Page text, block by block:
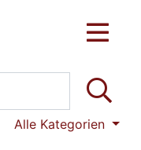
Alle Kategorien